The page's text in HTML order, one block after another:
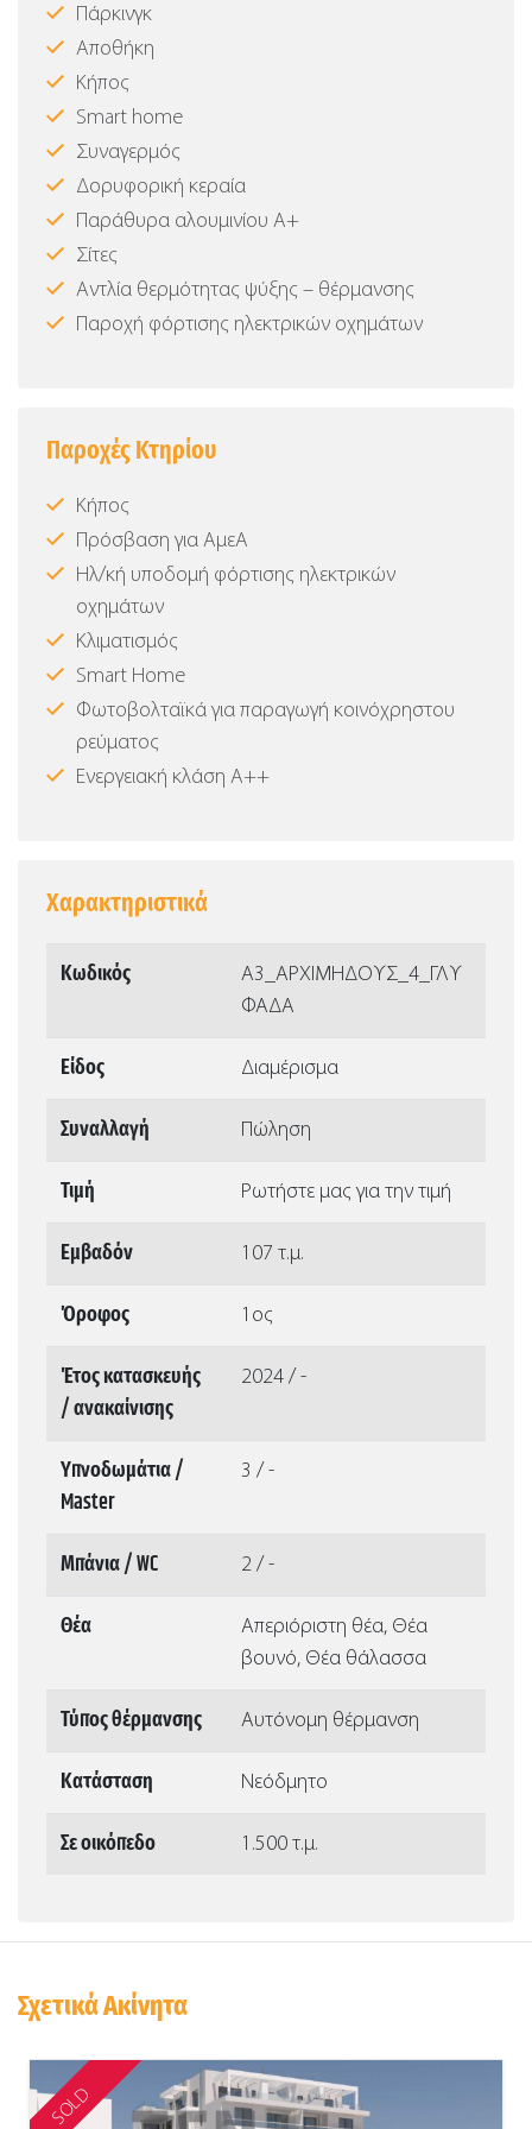
Πάρκινγκ
Αποθήκη
Κήπος
Smart home
Συναγερμός
Δορυφορική κεραία
Παράθυρα αλουμινίου Α+
Σίτες
Αντλία θερμότητας ψύξης – θέρμανσης
Παροχή φόρτισης ηλεκτρικών οχημάτων
Παροχές Κτηρίου
Κήπος
Πρόσβαση για ΑμεΑ
Ηλ/κή υποδομή φόρτισης ηλεκτρικών
οχημάτων
Κλιματισμός
Smart Home
Φωτοβολταϊκά για παραγωγή κοινόχρηστου
ρεύματος
Ενεργειακή κλάση Α++
Χαρακτηριστικά
Κωδικός
Α3_ΑΡΧΙΜΗΔΟΥΣ_4_ΓΛΥ
ΦΑΔΑ
Είδος Διαμέρισμα
Συναλλαγή Πώληση
Τιμή Ρωτήστε μας για την τιμή
Εμβαδόν 107 τ.μ.
Όροφος 1ος
Έτος κατασκευής
/ ανακαίνισης
2024 / -
Υπνοδωμάτια /
Master
3 / -
Μπάνια / WC 2 / -
Θέα
Απεριόριστη θέα, Θέα
βουνό, Θέα θάλασσα
Τύπος θέρμανσης Αυτόνομη θέρμανση
Κατάσταση Νεόδμητο
Σε οικόπεδο 1.500 τ.μ.
Σχετικά Ακίνητα
SOLD